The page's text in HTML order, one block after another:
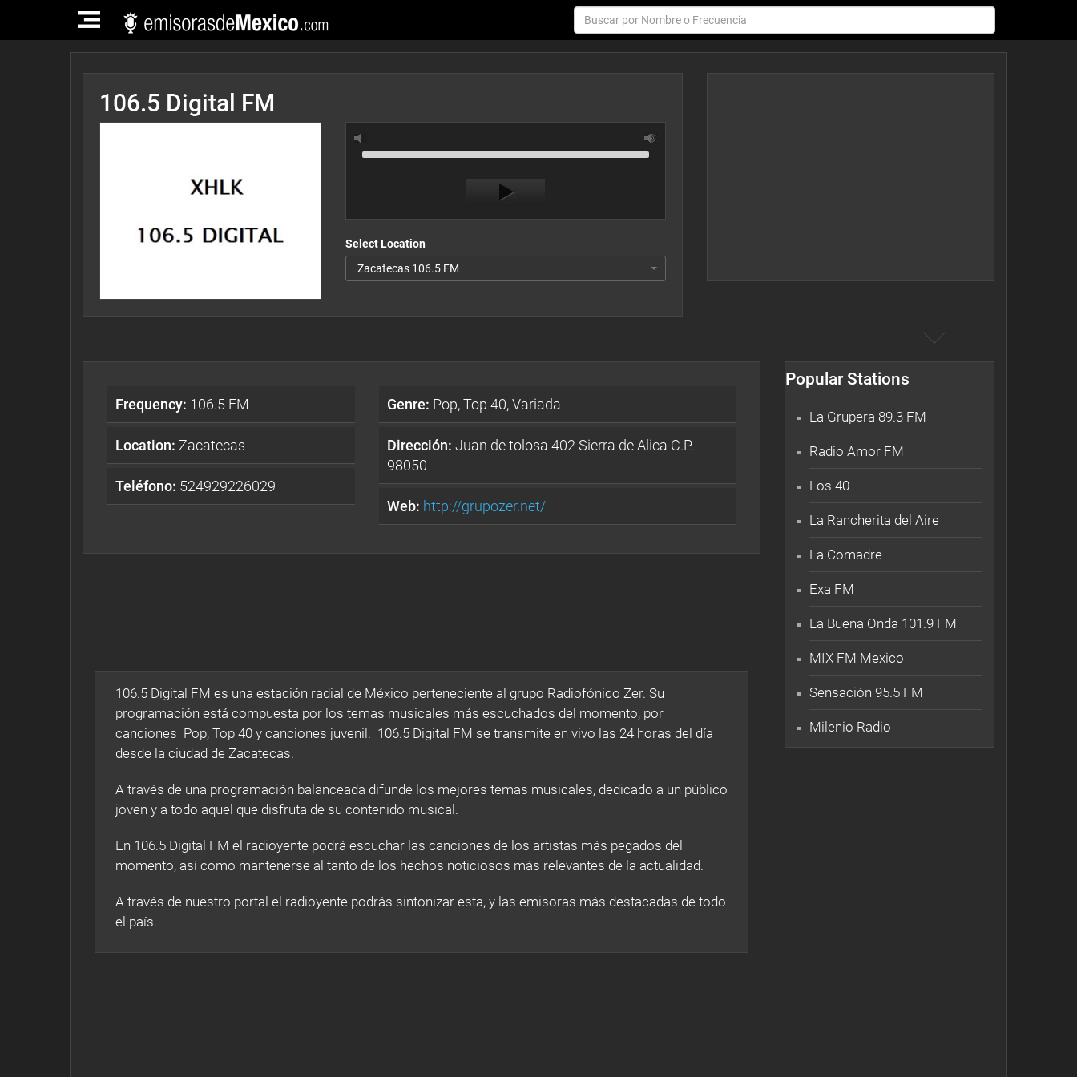
TOGGLE
NAVIGATION
106.5 Digital FM
Audio
Up/Down
or
decrease
volume.
Select Location
Zacatecas 106.5 FM
Frequency: 106.5 FM
Location: Zacatecas
Teléfono: 524929226029
Genre: Pop, Top 40, Variada
Dirección: Juan de tolosa 402 Sierra de Alica C.P.
98050
Web: http://grupozer.net/
106.5 Digital FM es una estación radial de México perteneciente al grupo Radiofónico Zer. Su
programación está compuesta por los temas musicales más escuchados del momento, por
canciones Pop, Top 40 y canciones juvenil. 106.5 Digital FM se transmite en vivo las 24 horas del día
desde la ciudad de Zacatecas.
A través de una programación balanceada difunde los mejores temas musicales, dedicado a un público
joven y a todo aquel que disfruta de su contenido musical.
En 106.5 Digital FM el radioyente podrá escuchar las canciones de los artistas más pegados del
momento, así como mantenerse al tanto de los hechos noticiosos más relevantes de la actualidad.
A través de nuestro portal el radioyente podrás sintonizar esta, y las emisoras más destacadas de todo
el país.
Popular Stations
La Grupera 89.3 FM
Radio Amor FM
Los 40
La Rancherita del Aire
La Comadre
Exa FM
La Buena Onda 101.9 FM
MIX FM Mexico
Sensación 95.5 FM
Milenio Radio